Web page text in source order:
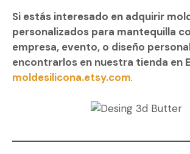
Si estás interesado en adquirir
personalizados para mantequilla
empresa, evento, o diseño
encontrarlos en nuestra tienda en
moldesilicona.etsy.com.